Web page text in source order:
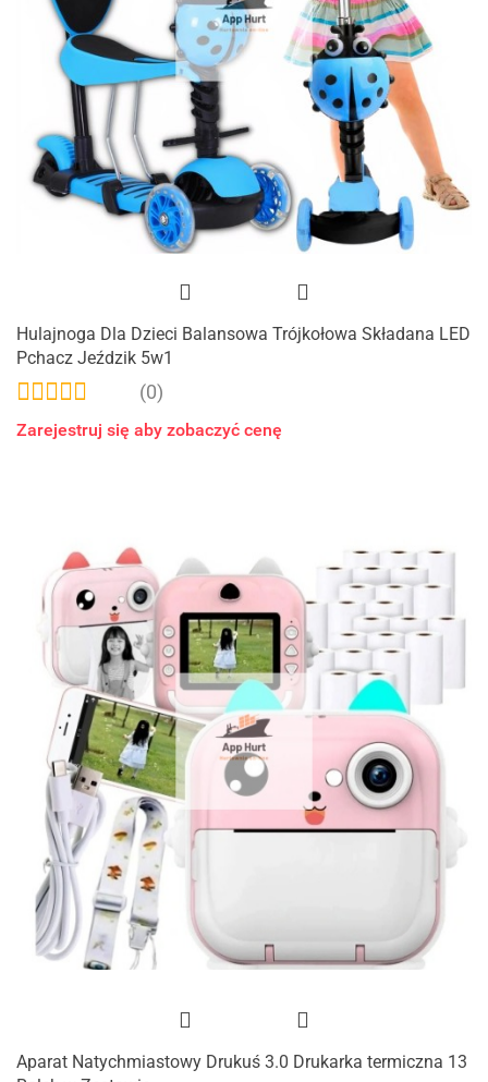
Hulajnoga Dla Dzieci Balansowa Trójkołowa Składana LED
Pchacz Jeździk 5w1
(0)
Zarejestruj się aby zobaczyć cenę
Aparat Natychmiastowy Drukuś 3.0 Drukarka termiczna 13